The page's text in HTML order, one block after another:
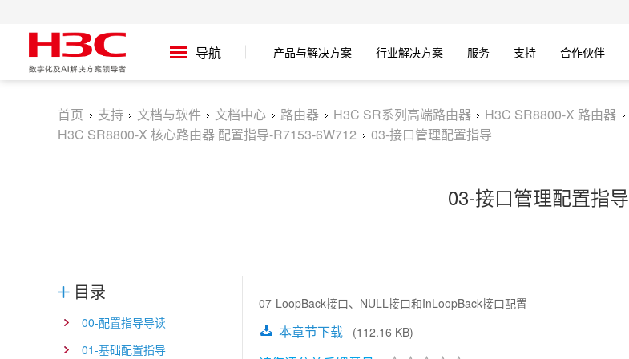
导航 产品与解决方案 行业解决方案 服务 支持 合作伙伴
首页 支持 文档与软件 文档中心 路由器 H3C SR系列高端路由器 H3C SR8800-X 路由器
H3C SR8800-X 核心路由器 配置指导-R7153-6W712
03-接口管理配置指导
03-接口管理配置指导
目录
00-配置指导导读
01-基础配置指导
07-LoopBack接口、NULL接口和InLoopBack接口配置
本章节下载 (112.16 KB)